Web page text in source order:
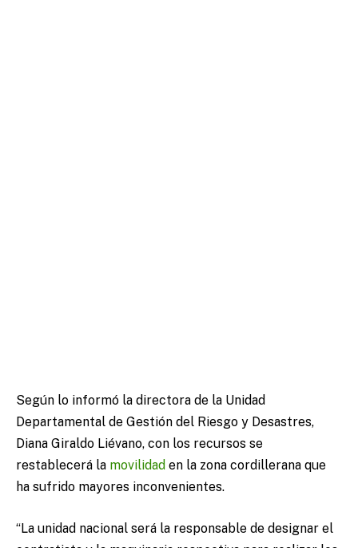
Según lo informó la directora de la Unidad
Departamental de Gestión del Riesgo y Desastres,
Diana Giraldo Liévano, con los recursos se
restablecerá la movilidad en la zona cordillerana que
ha sufrido mayores inconvenientes.
“La unidad nacional será la responsable de designar el